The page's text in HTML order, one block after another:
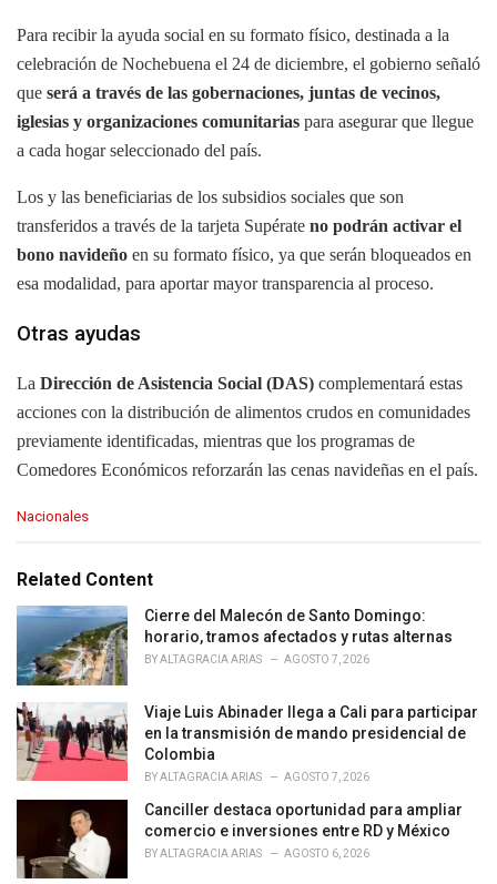
Para recibir la ayuda social en su formato físico, destinada a la
celebración de Nochebuena el 24 de diciembre, el gobierno señaló
que será a través de las gobernaciones, juntas de vecinos,
iglesias y organizaciones comunitarias para asegurar que llegue
a cada hogar seleccionado del país.
Los y las beneficiarias de los subsidios sociales que son
transferidos a través de la tarjeta Supérate no podrán activar el
bono navideño en su formato físico, ya que serán bloqueados en
esa modalidad, para aportar mayor transparencia al proceso.
Otras ayudas
La Dirección de Asistencia Social (DAS) complementará estas
acciones con la distribución de alimentos crudos en comunidades
previamente identificadas, mientras que los programas de
Comedores Económicos reforzarán las cenas navideñas en el país.
C
e
o
i
e
:
Nacionales
Related Content
Cierre del Malecón de Santo Domingo:
horario, tramos afectados y rutas alternas
BYALTAGRACIA ARIAS AGOSTO 7, 2026
Viaje Luis Abinader llega a Cali para participar
en la transmisión de mando presidencial de
Colombia
BYALTAGRACIA ARIAS AGOSTO 7, 2026
Canciller destaca oportunidad para ampliar
comercio e inversiones entre RD y México
BYALTAGRACIA ARIAS AGOSTO 6, 2026